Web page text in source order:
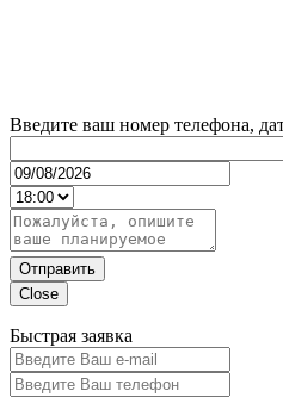
Введите ваш номер телефона,
Отправить
Close
Быстрая заявка